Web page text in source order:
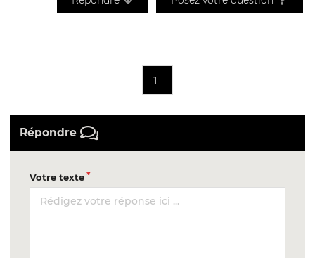
1
Répondre
Votre texte